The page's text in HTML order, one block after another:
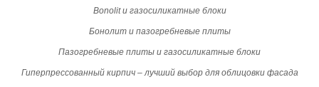
Bonolit и газосиликатные блоки
Бонолит и пазогребневые плиты
Пазогребневые плиты и газосиликатные блоки
Гиперпрессованный кирпич – лучший выбор для облицовки фасада